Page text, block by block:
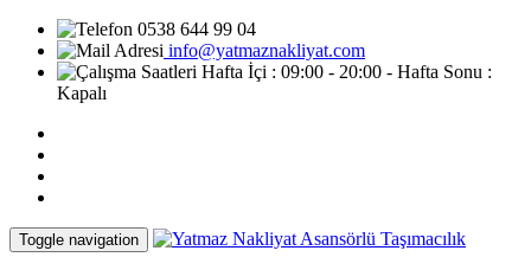
0538 644 99 04
info@yatmaznakliyat.com
Hafta İçi : 09:00 - 20:00 - Hafta Sonu :
Kapalı
Toggle navigation